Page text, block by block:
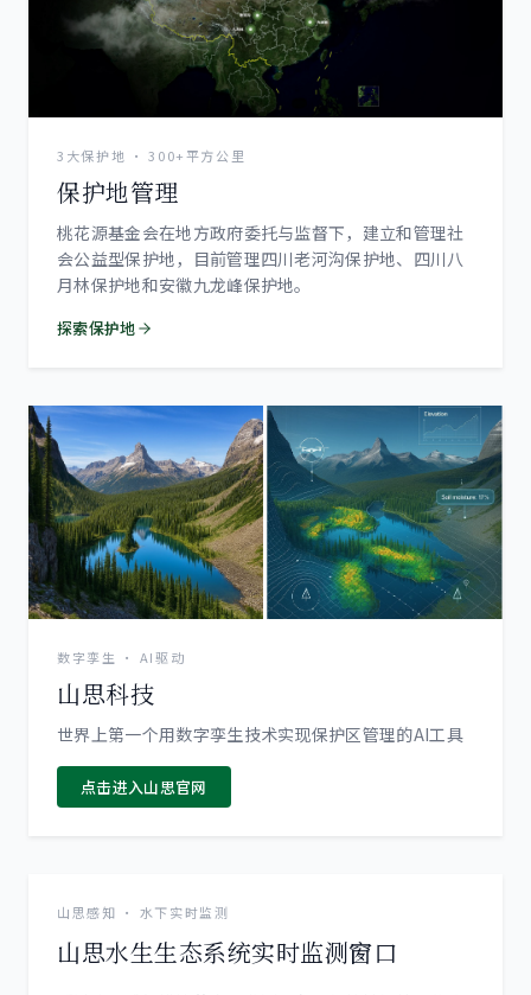
3大保护地 · 300+平方公里
保护地管理
桃花源基金会在地方政府委托与监督下，建立和管理社
会公益型保护地，目前管理四川老河沟保护地、四川八
月林保护地和安徽九龙峰保护地。
探索保护地
数字孪生 · AI驱动
山思科技
世界上第一个用数字孪生技术实现保护区管理的AI工具
点击进入山思官网
山思感知 · 水下实时监测
山思水生生态系统实时监测窗口